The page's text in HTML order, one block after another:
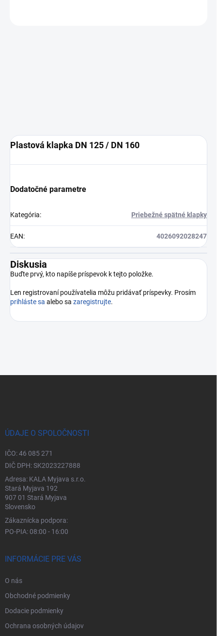
Plastová klapka DN 125 / DN 160
Dodatočné parametre
Kategória: Priebežné spätné klapky
EAN: 4026092028247
Diskusia
Buďte prvý, kto napíše príspevok k tejto položke.
Len registrovaní používatelia môžu pridávať príspevky. Prosím
prihláste sa alebo sa zaregistrujte.
ÚDAJE O SPOLOČNOSTI
IČO: 46 085 271
DIČ DPH: SK2023227888
Adresa: KALA Myjava s.r.o.
Stará Myjava 192
907 01 Stará Myjava
Slovensko
Zákaznícka podpora:
PO-PIA: 08:00 - 16:00
INFORMÁCIE PRE VÁS
O nás
Obchodné podmienky
Dodacie podmienky
Ochrana osobných údajov